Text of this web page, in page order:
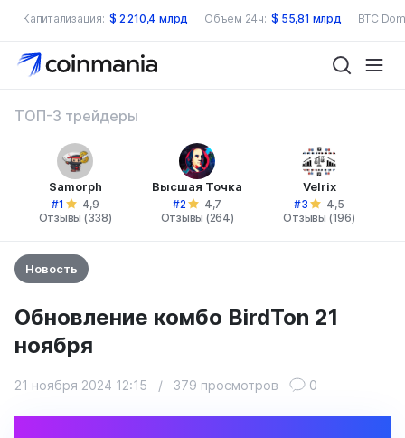
Капитализация: $ 2 210,4 млрд Объем 24ч: $ 55,81 млрд BTC
ТОП-3 трейдеры
Samorph
#1
4,9
Отзывы (338)
Высшая Точка
#2
4,7
Отзывы (264)
Velrix
#3
4,5
Отзывы (196)
Новость
Обновление комбо BirdTon 21
ноября
21 ноября 2024 12:15 / 379 просмотров 0